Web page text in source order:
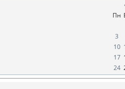
Пн
3
10
17
24